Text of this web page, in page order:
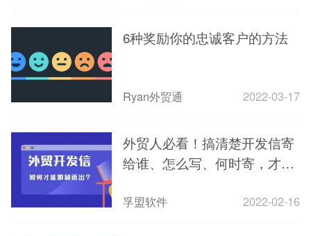
6种奖励你的忠诚客户的方法
Ryan外贸通 2022-03-17
外贸人必看！搞清楚开发信寄
给谁、怎么写、何时寄，才会
孚盟软件 2022-02-16